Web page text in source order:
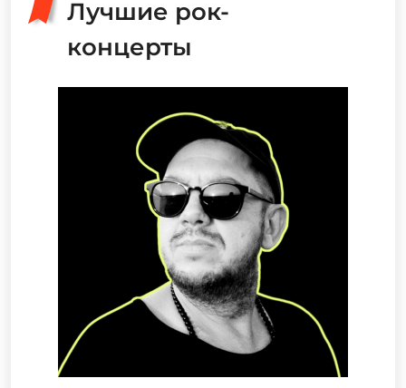
Лучшие рок-
концерты